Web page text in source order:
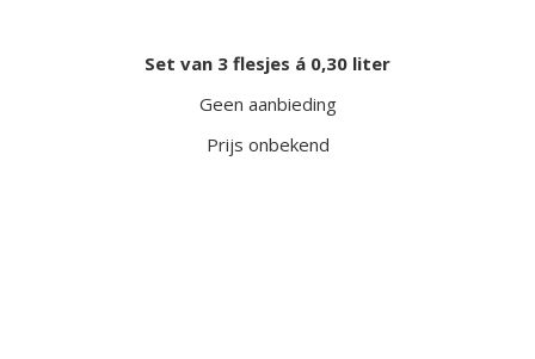
Set van 3 flesjes á 0,30 liter
Geen aanbieding
Prijs onbekend